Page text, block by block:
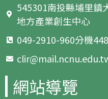
545301南投縣埔里鎮
地方產業創生中心
049-2910-960分機
網站導覽